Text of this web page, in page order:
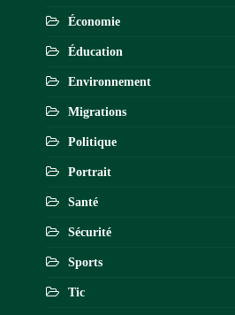
Économie
Éducation
Environnement
Migrations
Politique
Portrait
Santé
Sécurité
Sports
Tic